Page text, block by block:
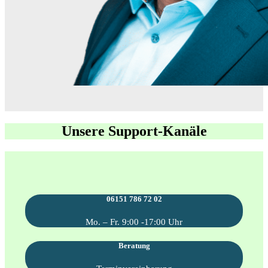
Unsere Support-Kanäle
06151 786 72 02
Mo. – Fr. 9:00 -17:00 Uhr
Beratung